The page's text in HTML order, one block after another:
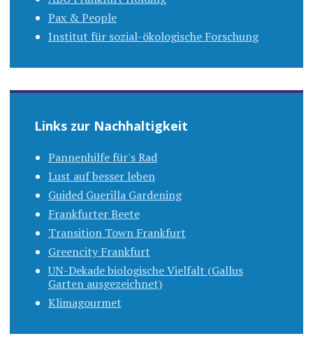
Pax & People
Institut für sozial-ökologische Forschung
Links zur Nachhaltigkeit
Pannenhilfe für's Rad
Lust auf besser leben
Guided Guerilla Gardening
Frankfurter Beete
Transition Town Frankfurt
Greencity Frankfurt
UN-Dekade biologische Vielfalt (Gallus
Garten ausgezeichnet)
Klimagourmet